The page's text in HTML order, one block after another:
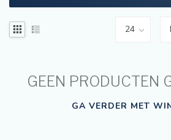
GEEN PRODUCTEN
GA VERDER MET